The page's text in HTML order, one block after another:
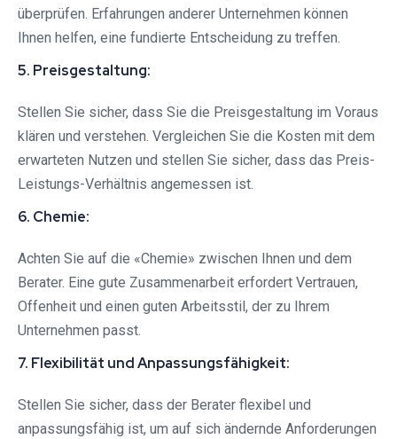
überprüfen. Erfahrungen anderer Unternehmen können
Ihnen helfen, eine fundierte Entscheidung zu treffen.
5. Preisgestaltung:
Stellen Sie sicher, dass Sie die Preisgestaltung im Voraus
klären und verstehen. Vergleichen Sie die Kosten mit dem
erwarteten Nutzen und stellen Sie sicher, dass das Preis-
Leistungs-Verhältnis angemessen ist.
6. Chemie:
Achten Sie auf die «Chemie» zwischen Ihnen und dem
Berater. Eine gute Zusammenarbeit erfordert Vertrauen,
Offenheit und einen guten Arbeitsstil, der zu Ihrem
Unternehmen passt.
7. Flexibilität und Anpassungsfähigkeit:
Stellen Sie sicher, dass der Berater flexibel und
anpassungsfähig ist, um auf sich ändernde Anforderungen